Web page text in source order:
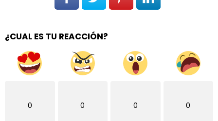
¿CUAL ES TU REACCIÓN?
0 0 0 0